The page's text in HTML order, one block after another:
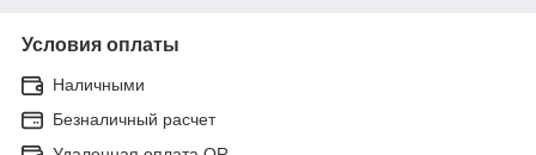
Условия оплаты
Наличными
Безналичный расчет